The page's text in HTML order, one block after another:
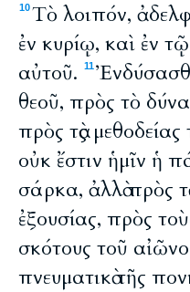
10Tὸ λοιπόν,
ἐν κυρίῳ, καὶ ἐν
αὐτοῦ.
11
θεοῦ, πρὸς τὸ
πρὸς τὰς
οὐκ ἔστιν ἡμῖν ἡ
σάρκα, ἀλλὰ πρὸς
ἐξουσίας, πρὸς
σκότους τοῦ
πνευματικὰ τῆς